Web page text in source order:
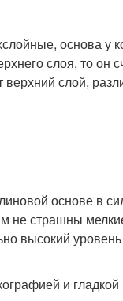
основа у
слоя, то он
слой,
основе в
не страшны
высокий
и гладкой